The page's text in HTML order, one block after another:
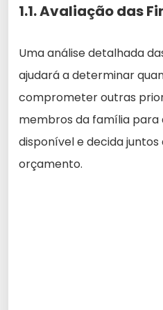
1.1. Avaliação das
Uma análise detalhada
ajudará a determinar
comprometer outras
membros da família
disponível e decida
orçamento.